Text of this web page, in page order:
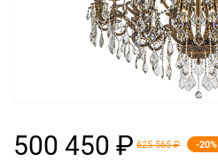
500 450 ₽ 625 565 ₽ -20%